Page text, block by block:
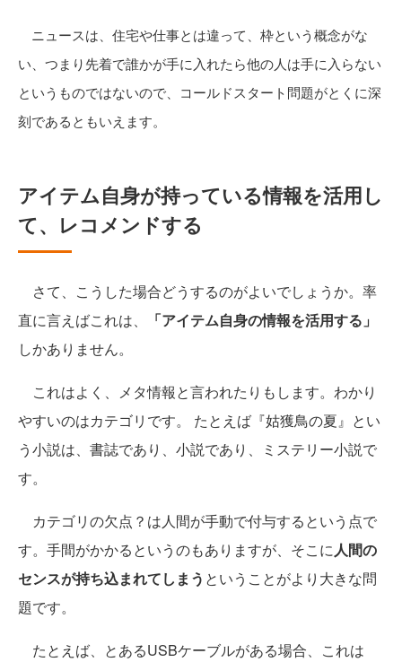
ニュースは、住宅や仕事とは違って、枠という概念がな
い、つまり先着で誰かが手に入れたら他の人は手に入らない
というものではないので、コールドスタート問題がとくに深
刻であるともいえます。
アイテム自身が持っている情報を活用し
て、レコメンドする
さて、こうした場合どうするのがよいでしょうか。率
直に言えばこれは、
「アイテム自身の情報を活用する」
しかありません。
これはよく、メタ情報と言われたりもします。わかり
やすいのはカテゴリです。 たとえば『姑獲鳥の夏』とい
う小説は、書誌であり、小説であり、ミステリー小説で
す。
カテゴリの欠点？は人間が手動で付与するという点で
す。手間がかかるというのもありますが、そこに人間の
センスが持ち込まれてしまう ということがより大きな問
題です。
たとえば、とあるUSBケーブルがある場合、これは